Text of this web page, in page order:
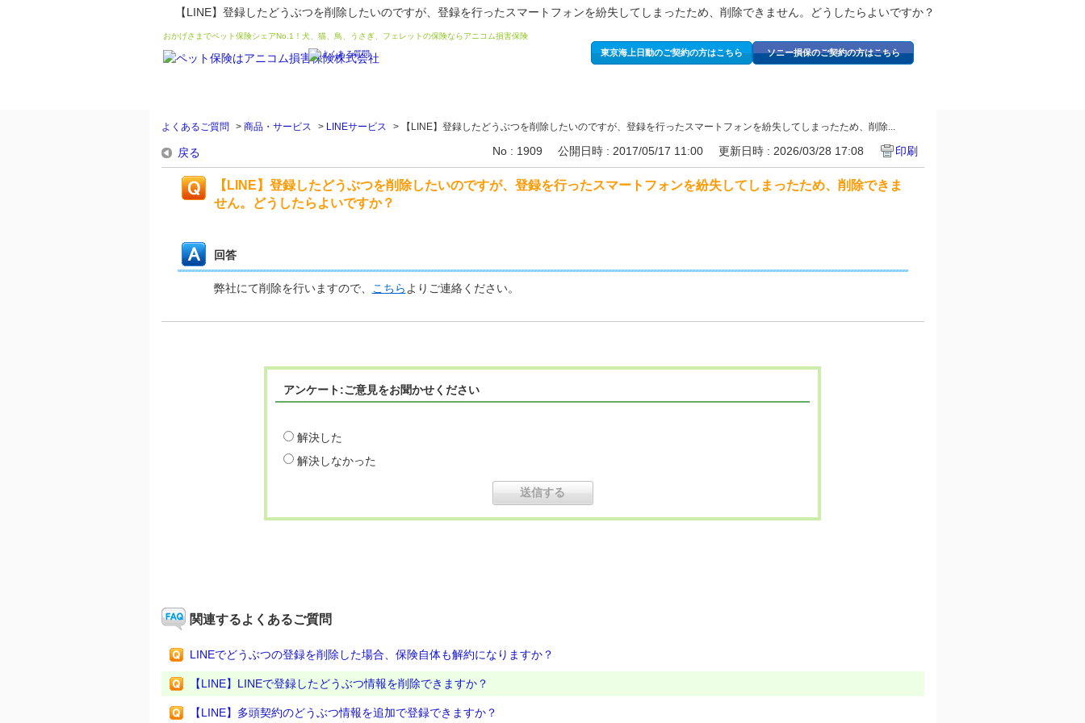
【LINE】登録したどうぶつを削除したいのですが、登録を行ったスマートフォンを紛失してしまったため、削除できません。どうしたらよいですか？
おかげさまでペット保険シェアNo.1！犬、猫、鳥、うさぎ、フェレットの保険ならアニコム損害保険
東京海上日動のご契約の方はこちら ソニー損保のご契約の方はこちら
よくあるご質問 > 商品・サービス > LINEサービス > 【LINE】登録したどうぶつを削除したいのですが、登録を行ったスマートフォンを紛失してしまったため、削除...
戻る No : 1909 公開日時 : 2017/05/17 11:00 更新日時 : 2026/03/28 17:08 印刷
【LINE】登録したどうぶつを削除したいのですが、登録を行ったスマートフォンを紛失してしまったため、削除できま
せん。どうしたらよいですか？
回答
弊社にて削除を行いますので、 こちらよりご連絡ください。
アンケート:ご意見をお聞かせください
解決した
解決しなかった
関連するよくあるご質問
LINEでどうぶつの登録を削除した場合、保険自体も解約になりますか？
【LINE】LINEで登録したどうぶつ情報を削除できますか？
【LINE】多頭契約のどうぶつ情報を追加で登録できますか？